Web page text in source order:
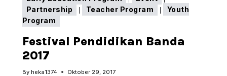
Partnership Teacher Program
Youth
Program
Festival Pendidikan Banda
2017
By heka1374 Oktober 29, 2017